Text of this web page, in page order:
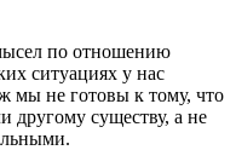
по отношению
ситуациях у нас
мы не готовы к тому, что
другому существу, а не